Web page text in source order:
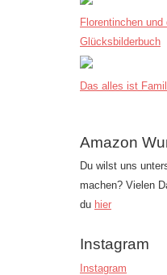
Florentinchen
Glücksbilderbuch
Das alles ist
Amazon
Du wilst uns
machen? Vielen
du hier
Instagram
Instagram